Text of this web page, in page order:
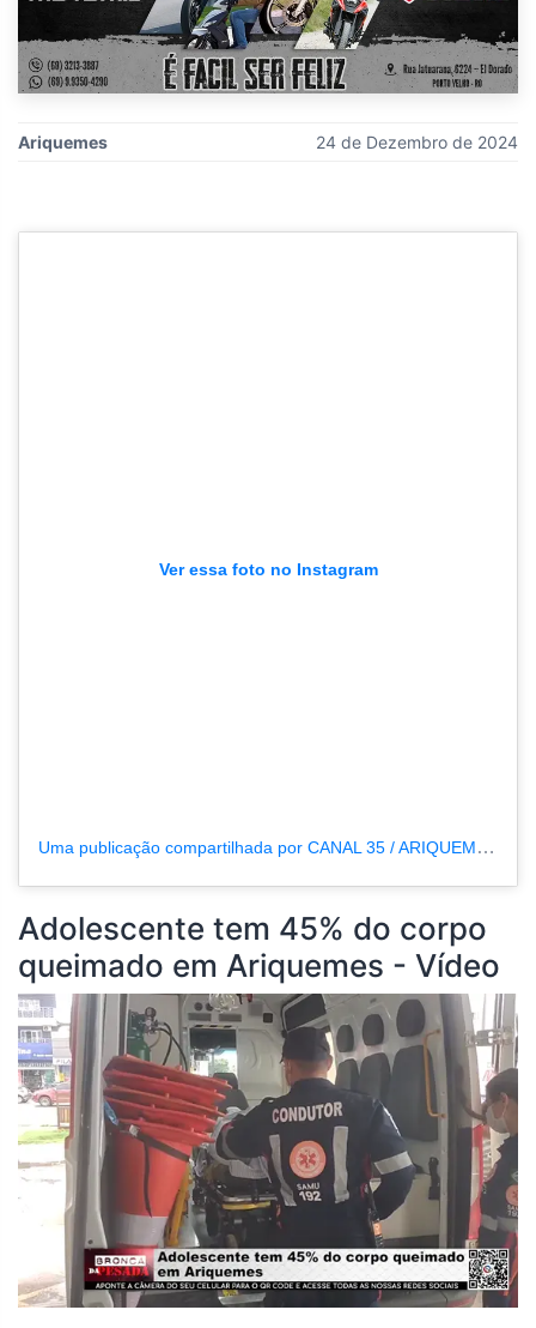
Ariquemes 24 de Dezembro de 2024
Ver essa foto no Instagram
Uma publicação compartilhada por CANAL 35 / ARIQUEMES190 (@tvpcanal35)
Adolescente tem 45% do corpo
queimado em Ariquemes - Vídeo